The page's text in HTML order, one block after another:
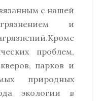
с нашей
и
проблем,
парков и
природных
экологии в